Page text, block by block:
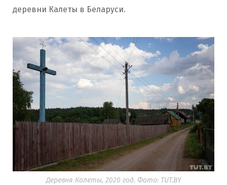
деревни Калеты в Беларуси.
Деревня Калеты, 2020 год. Фото: TUT.BY